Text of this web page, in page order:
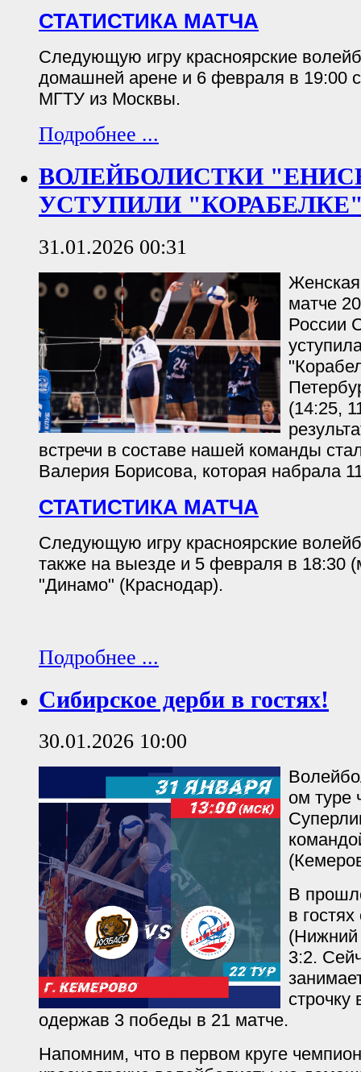
СТАТИСТИКА МАТЧА
Следующую игру красноярские
домашней арене и 6 февраля в 19:00
МГТУ из Москвы.
Подробнее ...
ВОЛЕЙБОЛИСТКИ
УСТУПИЛИ
31.01.2026 00:31
матче
России
(14:25,
встречи в составе нашей команды
Валерия Борисова, которая набрала
СТАТИСТИКА МАТЧА
Следующую игру красноярские
также на выезде и 5 февраля в 18:30
"Динамо" (Краснодар).
Подробнее ...
Сибирское дерби в гостях!
30.01.2026 10:00
ом туре
В
в
(Нижний
3:2.
строчку
одержав 3 победы в 21 матче.
Напомним, что в первом круге